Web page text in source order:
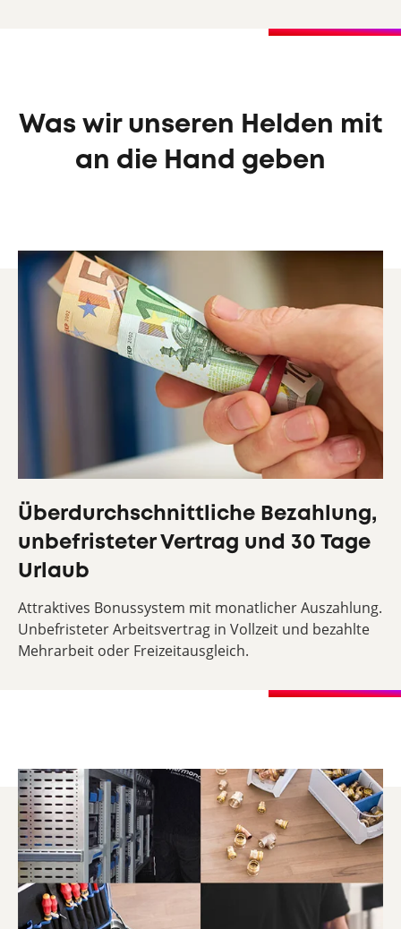
Was wir unseren Helden mit
an die Hand geben
Überdurchschnittliche Bezahlung,
unbefristeter Vertrag und 30 Tage
Urlaub
Attraktives Bonussystem mit monatlicher Auszahlung.
Unbefristeter Arbeitsvertrag in Vollzeit und bezahlte
Mehrarbeit oder Freizeitausgleich.